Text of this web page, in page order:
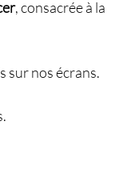
, consacrée à la
sur nos écrans.